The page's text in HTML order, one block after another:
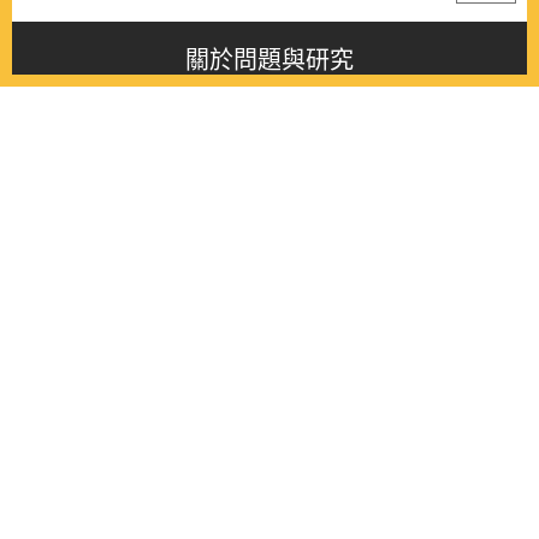
關於問題與研究
About this journal